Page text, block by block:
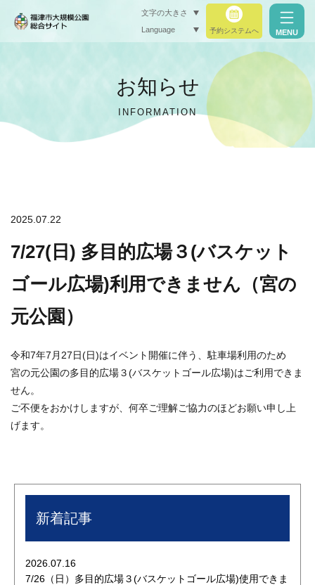
文字の大きさ
Language 予約システムへ MENU
お知らせ
INFORMATION
2025.07.22
7/27(日) 多目的広場３(バスケット
ゴール広場)利用できません（宮の
元公園）
令和7年7月27日(日)はイベント開催に伴う、駐車場利用のため
宮の元公園の多目的広場３(バスケットゴール広場)はご利用できま
せん。
ご不便をおかけしますが、何卒ご理解ご協力のほどお願い申し上
げます。
新着記事
2026.07.16
7/26（日）多目的広場３(バスケットゴール広場)使用できま